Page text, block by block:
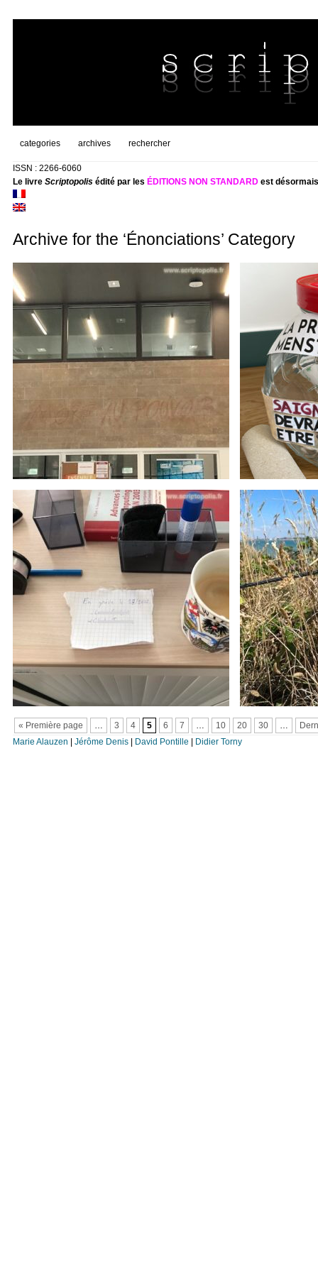
categories archives rechercher
ISSN : 2266-6060
Le livre Scriptopolisédité par les ÉDITIONS NON STANDARDest
Archive for the ‘Énonciations’ Category
« Première page … 3 4 5 6 7 … 10 20 30 …
Marie Alauzen
Jérôme Denis| David Pontille Didier Torny